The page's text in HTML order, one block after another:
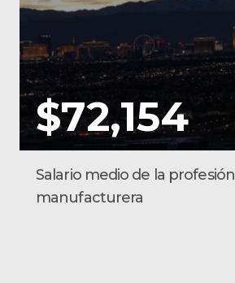
$72,154
Salario medio de la profesión
manufacturera